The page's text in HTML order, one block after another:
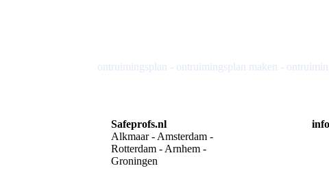
ontruimingsplan - ontruimingsplan maken -
Safeprofs.nl
Alkmaar - Amsterdam -
Rotterdam - Arnhem -
Groningen